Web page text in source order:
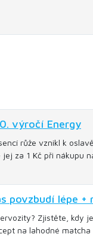
výročí Energy
růže vznikl k
za 1 Kč při nákupu
povzbudí lépe +
Zjistěte, kdy
na lahodné matcha